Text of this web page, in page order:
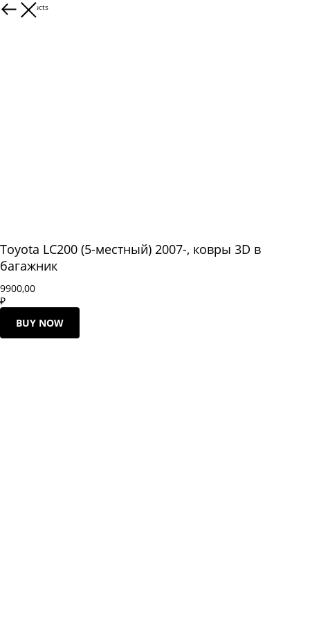
More products
Toyota LC200 (5-местный) 2007-, ковры 3D в
багажник
9900,00
₽
BUY NOW